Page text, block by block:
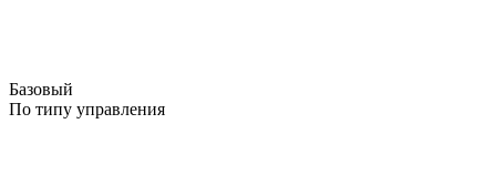
Базовый
По типу управления